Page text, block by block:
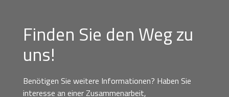
Finden Sie den Weg zu
uns!
Benötigen Sie weitere Informationen? Haben Sie
interesse an einer Zusammenarbeit,